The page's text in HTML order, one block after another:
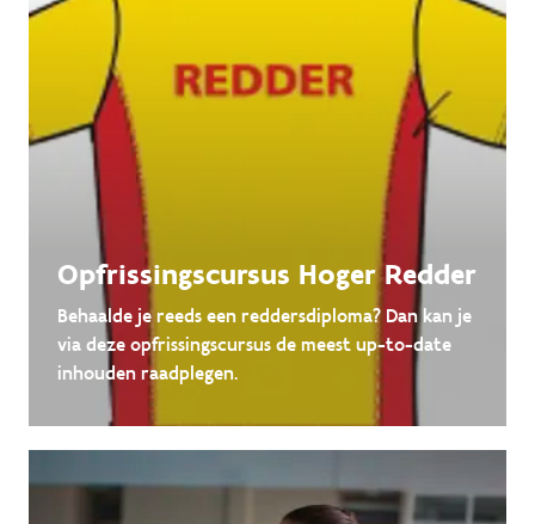
Opfrissingscursus Hoger Redder
Behaalde je reeds een reddersdiploma? Dan kan je
via deze opfrissingscursus de meest up-to-date
inhouden raadplegen.